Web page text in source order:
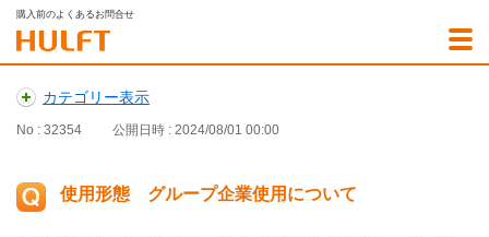
購入前のよくあるお問合せ
カテゴリー表示
No : 32354 公開日時 : 2024/08/01 00:00
使用形態 グループ企業使用について